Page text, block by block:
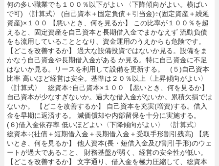
何の多い職業でも１００％以下がよい 〈下降傾向がよい。横ばい
で可) 〈計算式〉 (自己資本＋固定負債＋引当金)÷(固定資産＋繰延
資産)×１００ 【悪いとき、何を見るか】 この比率が１００％を超
えると、固定資産を自己資本と長期借入金でまかなえず 流動負債
をも流用していることとなり、資金運用のうえからも危険です。
【どこを改善するか】 過大な設備投資ではないか見る。設備をま
かなう自己資金や長期借入金がある か見る。特に自己資金に不足
はないか見る。リースを利用して設備を更新する。 (５)自己資本
比率 高いほど経営は安全。基準は２０％以上〈上昇傾向がよい〉
〈計算式〉 総資本÷自己資本×１００ 【悪いとき、何を見るか】
自己資本が少なすぎないか。過大な借入金がないか。累積欠損では
ないか。 【どこを改善するか】 自己資本を充実(増資)する。借入
金を早期に返済する。 減価償却や内部留保を十分に実施する。
(６)借入金依存率 低いほどよい〈下降傾向がよい〉 〈計算式〉
総資本÷(社債＋短期借入金＋長期借入金＋受取手形割引残高) 【悪
いとき、何を見るか】 他人資本(長・短借入金及び割引手形)のウェ
ートが過大であること、 財務基盤が弱く、経営の安全性が低い。
【どこを改善するか】 文字通り、借入金を極力圧縮して、総資本